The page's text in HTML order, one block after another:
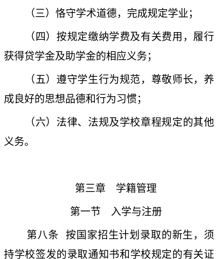
（三）恪守学术道德，完成规定学业；
（四）按规定缴纳学费及有关费用，履行
获得贷学金及助学金的相应义务；
（五）遵守学生行为规范，尊敬师长，养
成良好的思想品德和行为习惯；
（六）法律、法规及学校章程规定的其他
义务。
第三章 学籍管理
第一节 入学与注册
第八条
按国家招生计划录取的新生，须
持学校签发的录取通知书和学校规定的有关证